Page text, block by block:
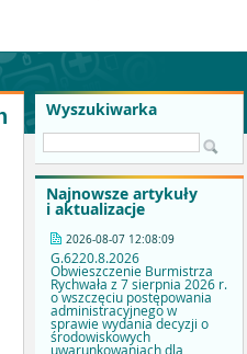
Wyszukiwarka
Najnowsze artykuły
i aktualizacje
2026-08-07 12:08:09
G.6220.8.2026
Obwieszczenie Burmistrza
Rychwała z 7 sierpnia 2026 r.
o wszczęciu postępowania
administracyjnego w
sprawie wydania decyzji o
środowiskowych
uwarunkowaniach dla